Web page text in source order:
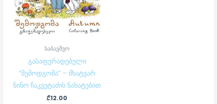
საბავშვო
გასაფერადებელი
“შემოდგომა” – მხატვარ
ნინო ჩაკვეტაძის ნახატებით
₾12.00